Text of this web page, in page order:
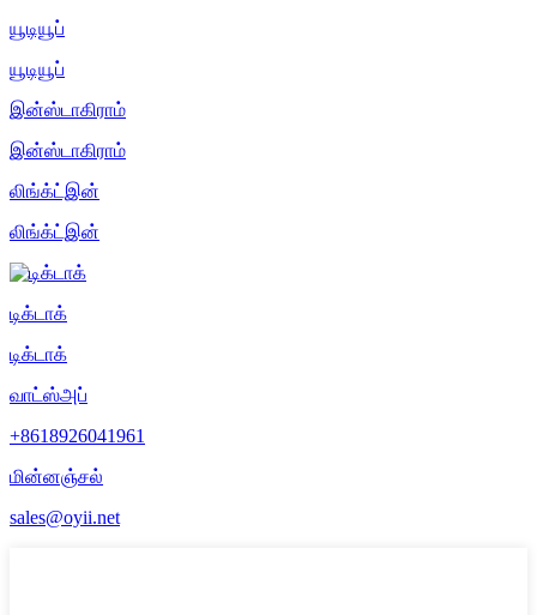
யூடியூப்
யூடியூப்
இன்ஸ்டாகிராம்
இன்ஸ்டாகிராம்
லிங்க்ட்இன்
லிங்க்ட்இன்
டிக்டாக்
டிக்டாக்
வாட்ஸ்அப்
+8618926041961
மின்னஞ்சல்
sales@oyii.net